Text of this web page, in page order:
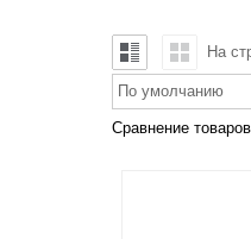
На
По умолчанию
Сравнение